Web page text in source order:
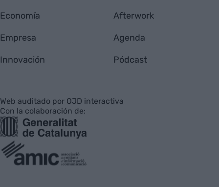
Economía
Empresa
Innovación
Afterwork
Agenda
Pódcast
Web auditado por OJD interactiva
Con la colaboración de: